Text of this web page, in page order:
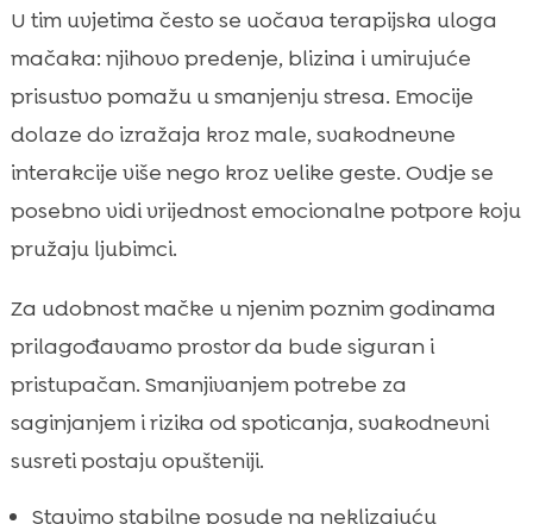
U tim uvjetima često se uočava terapijska uloga
mačaka: njihovo predenje, blizina i umirujuće
prisustvo pomažu u smanjenju stresa. Emocije
dolaze do izražaja kroz male, svakodnevne
interakcije više nego kroz velike geste. Ovdje se
posebno vidi vrijednost emocionalne potpore koju
pružaju ljubimci.
Za udobnost mačke u njenim poznim godinama
prilagođavamo prostor da bude siguran i
pristupačan. Smanjivanjem potrebe za
saginjanjem i rizika od spoticanja, svakodnevni
susreti postaju opušteniji.
Stavimo stabilne posude na neklizajuću